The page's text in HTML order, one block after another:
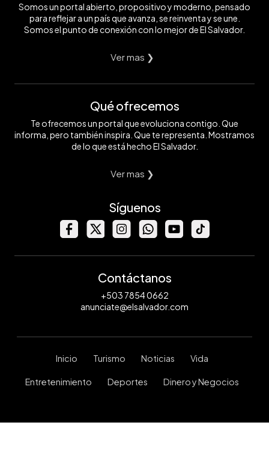
Somos un portal abierto, propositivo y moderno, pensado
para reflejar a un país que avanza, se reinventa y se une.
Somos el punto de conexión con lo mejor de El Salvador.
Ver mas ❯
Qué ofrecemos
Te ofrecemos un portal que evoluciona contigo. Que
informa, pero también inspira. Que te representa. Mostramos
de lo que está hecho El Salvador.
Ver mas ❯
Síguenos
Contáctanos
+503 7854 0662
anunciate@elsalvador.com
Inicio Turismo Noticias Vida
Entretenimiento Deportes Dinero y Negocios